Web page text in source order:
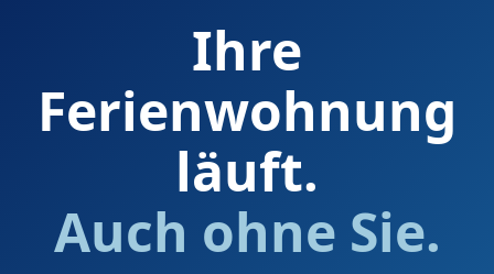
Ihre
Ferienwohnung
läuft.
Auch ohne Sie.